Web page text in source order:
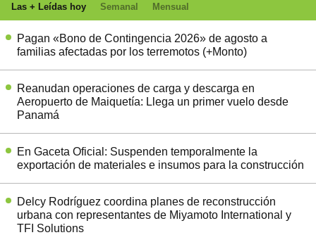
Las + Leídas hoy Semanal Mensual
Pagan «Bono de Contingencia 2026» de agosto a
familias afectadas por los terremotos (+Monto)
Reanudan operaciones de carga y descarga en
Aeropuerto de Maiquetía: Llega un primer vuelo desde
Panamá
En Gaceta Oficial: Suspenden temporalmente la
exportación de materiales e insumos para la construcción
Delcy Rodríguez coordina planes de reconstrucción
urbana con representantes de Miyamoto International y
TFI Solutions